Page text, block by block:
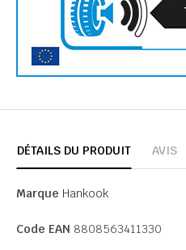
DÉTAILS DU PRODUIT AVIS
Marque Hankook
Code EAN 8808563411330